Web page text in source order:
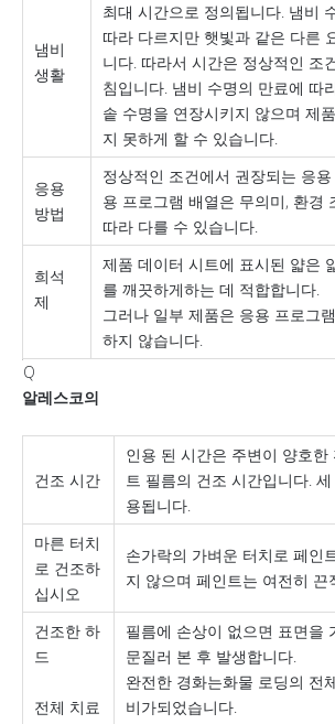
냄비
생활
최대 시간으로 정의됩니다. 냄비
따라 다르지만 햇빛과 같은 다른
니다. 따라서 시간은 정상적인 조
침입니다. 냄비 수명의 만료에 따
솥 수명을 연장시키지 않으며 제
지 못하게 할 수 있습니다.
응용
방법
정상적인 조건에서 권장되는 응
용 프로그램 배열은 무의미, 환경
따라 다를 수 있습니다.
희석
제
제품 데이터 시트에 표시된 얇은
를 깨끗하게하는 데 적합합니다.
그러나 일부 제품은 응용 프로그
하지 않습니다.
Q
알레스코의
건조 시간
인용 된 시간은 주변이 양호한
트 필름의 건조 시간입니다.
용됩니다.
마른 터치
로 건조하
십시오
손가락의 가벼운 터치로 페인
지 않으며 페인트는 여전히 끈
건조한 하
드
전체 치료
필름에 손상이 없으면 표면을
문질러 본 후 발생합니다.
완전한 경화는화물 로딩의 전
비가되었습니다.